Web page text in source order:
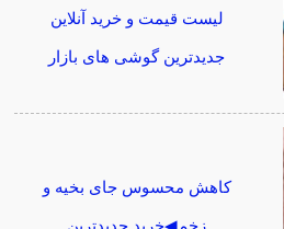
لیست قیمت و خرید آنلاین
جدیدترین گوشی های بازار
کاهش محسوس جای بخیه و